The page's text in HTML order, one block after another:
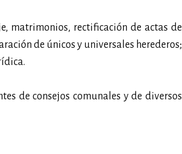
matrimonios, rectificación de actas de
de únicos y universales herederos;
de consejos comunales y de diversos